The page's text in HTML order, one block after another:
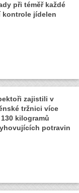
při téměř každé
kontrole jídelen
zajistili v
tržnici více
130 kilogramů
potravin